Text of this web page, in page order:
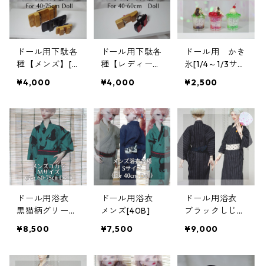
ドール用下駄各
種【メンズ】[F
oll]
¥4,000
ドール用下駄各
種【レディー
0cm Doll]
¥4,000
ドール用 かき
氷[1/4～1/3サイ
¥2,500
ドール用浴衣
黒猫柄グリー
¥8,500
ドール用浴衣
メンズ[40B]
¥7,500
ドール用浴衣
ブラックしじら
2/75/85]
¥9,000